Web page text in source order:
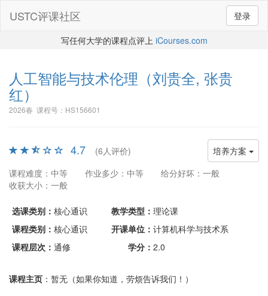
登录
USTC评课社区
写任何大学的课程点评上 iCourses.com
人工智能与技术伦理 （刘贵全, 张贵
红）
2026春 课程号：HS156601
培养方案
4.7
(6人评价)
课程难度：中等
作业多少：中等
给分好坏：一般
收获大小：一般
选课类别： 核心通识 教学类型： 理论课
课程类别： 核心通识 开课单位： 计算机科学与技术系
课程层次： 通修 学分： 2.0
课程主页 ：暂无（如果你知道，劳烦告诉我们！）